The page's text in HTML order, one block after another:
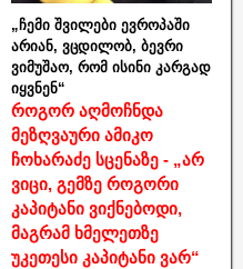
„ჩემი შვილები ევროპაში
არიან, ვცდილობ, ბევრი
ვიმუშაო, რომ ისინი კარგად
იყვნენ“
როგორ აღმოჩნდა
მეზღვაური ამიკო
ჩოხარაძე სცენაზე - „არ
ვიცი, გემზე როგორი
კაპიტანი ვიქნებოდი,
მაგრამ ხმელეთზე
უკეთესი კაპიტანი ვარ“